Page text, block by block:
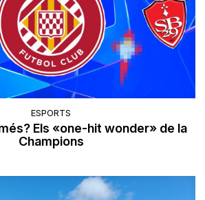
ESPORTS
Els «one-hit wonder» de la
Champions